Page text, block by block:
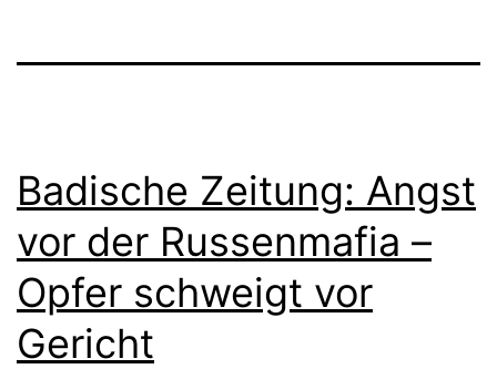
Badische Zeitung: Angst
vor der Russenmafia –
Opfer schweigt vor
Gericht